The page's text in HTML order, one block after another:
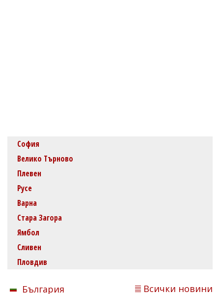
София
Велико Търново
Плевен
Русе
Варна
Стара Загора
Ямбол
Сливен
Пловдив
България Всички новини